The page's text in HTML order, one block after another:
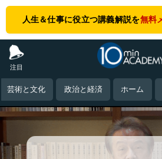
人生＆仕事に役立つ講義解説を無料
注目
芸術と文化 政治と経済 ホーム